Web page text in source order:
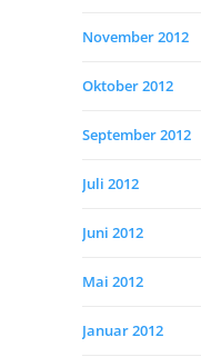
November 2012
Oktober 2012
September 2012
Juli 2012
Juni 2012
Mai 2012
Januar 2012